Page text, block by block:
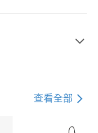
查看全部